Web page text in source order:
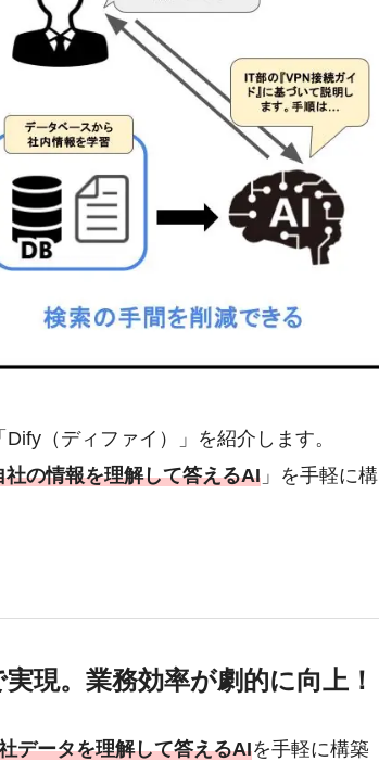
（ディファイ）」を紹介します。
社の情報を理解して答えるAI 」を手軽に構
現。業務効率が劇的に向上！
データを理解して答えるAIを手軽に構築